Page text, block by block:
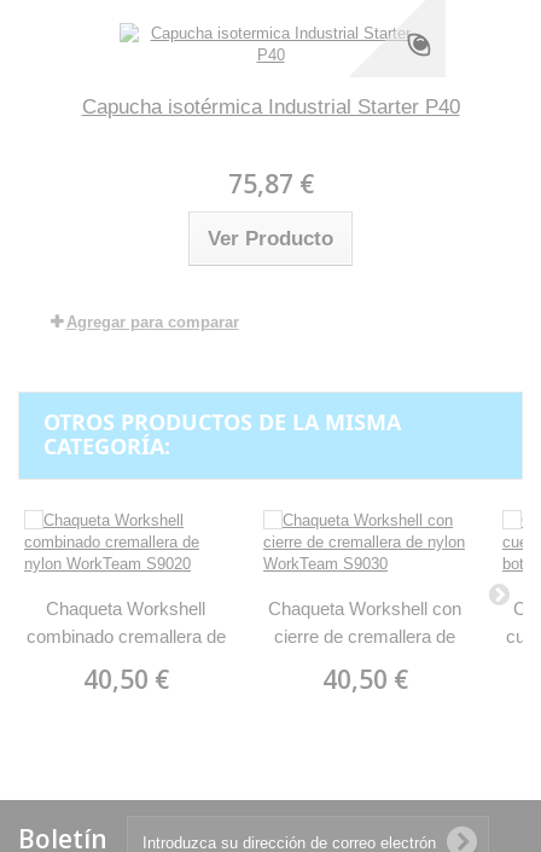
Capucha isotérmica Industrial Starter P40
75,87 €
Ver Producto
Agregar para comparar
OTROS PRODUCTOS DE LA MISMA
CATEGORÍA:
Chaqueta Workshell
combinado cremallera de
40,50 €
Chaqueta Workshell con
cierre de cremallera de
40,50 €
Boletín